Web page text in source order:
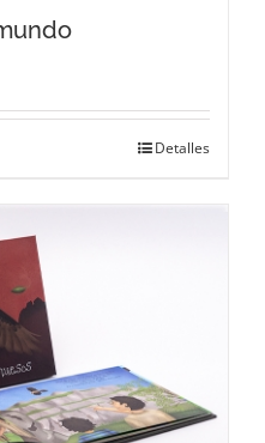
Detalles